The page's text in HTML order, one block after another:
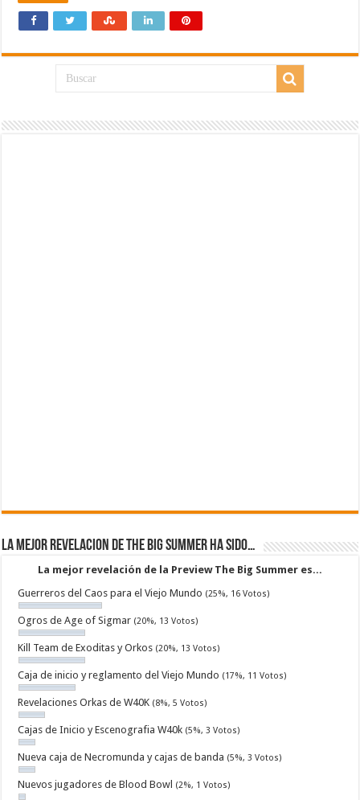
La mejor revelacion de The Big Summer ha sido…
La mejor revelación de la Preview The Big Summer es...
Guerreros del Caos para el Viejo Mundo (25%, 16 Votos)
Ogros de Age of Sigmar (20%, 13 Votos)
Kill Team de Exoditas y Orkos (20%, 13 Votos)
Caja de inicio y reglamento del Viejo Mundo (17%, 11 Votos)
Revelaciones Orkas de W40K (8%, 5 Votos)
Cajas de Inicio y Escenografia W40k (5%, 3 Votos)
Nueva caja de Necromunda y cajas de banda (5%, 3 Votos)
Nuevos jugadores de Blood Bowl (2%, 1 Votos)